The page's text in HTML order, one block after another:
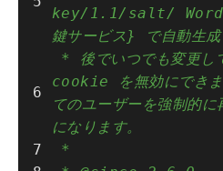
key/1.1/salt/
鍵サービス} で自動生成
cookie を無効にできま
てのユーザーを強制的
になります。
*